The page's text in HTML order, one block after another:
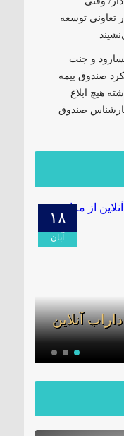
تعاونی توسعه
و جنت
صندوق بیمه
هیچ ابلاغ
صندوق
۱۸
آبان
آنلاین